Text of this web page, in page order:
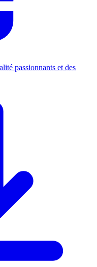
passionnants et des